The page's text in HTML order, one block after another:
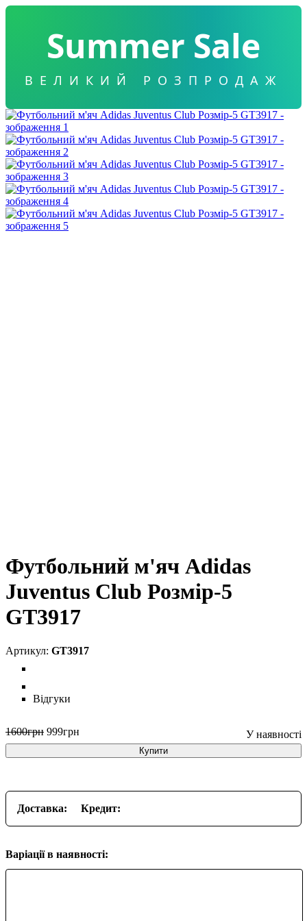
Summer Sale
ВЕЛИКИЙ РОЗПРОДАЖ
Футбольний м'яч Adidas
Juventus Club Розмір-5
GT3917
GT3917
Відгуки
1600грн 999грн
Купити
Доставка: Кредит:
Варіації в наявності: